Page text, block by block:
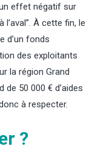
effet négatif sur
À cette fin, le
d’un fonds
des exploitants
la région Grand
de 50 000 € d’aides
à respecter.
?